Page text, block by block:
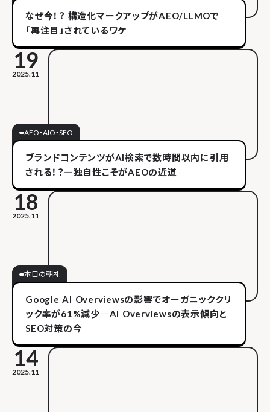
なぜ今！？ 構造化マークアップがAEO/LLMOで
「再注目」されているワケ
19
2025.11
AEO・AIO・SEO
ブランドコンテンツがAI検索で数時間以内に引用
される！？―独自性こそがAEOの近道
18
2025.11
本日の朝礼
Google AI Overviewsの影響でオーガニッククリ
ック率が61%減少―AI Overviewsの表示傾向と
SEO対策の今
14
2025.11